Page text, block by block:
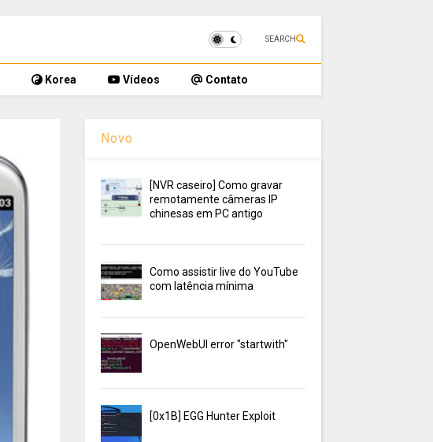
SEARCH
Korea Vídeos Contato
Novo
[NVR caseiro] Como gravar
remotamente câmeras IP
chinesas em PC antigo
Como assistir live do YouTube
com latência mínima
OpenWebUI error "startwith"
[0x1B] EGG Hunter Exploit